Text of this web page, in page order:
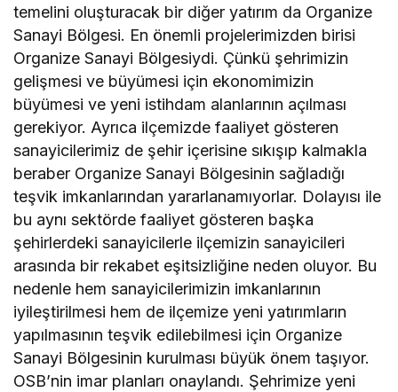
temelini oluşturacak bir diğer yatırım da Organize
Sanayi Bölgesi. En önemli projelerimizden birisi
Organize Sanayi Bölgesiydi. Çünkü şehrimizin
gelişmesi ve büyümesi için ekonomimizin
büyümesi ve yeni istihdam alanlarının açılması
gerekiyor. Ayrıca ilçemizde faaliyet gösteren
sanayicilerimiz de şehir içerisine sıkışıp kalmakla
beraber Organize Sanayi Bölgesinin sağladığı
teşvik imkanlarından yararlanamıyorlar. Dolayısı ile
bu aynı sektörde faaliyet gösteren başka
şehirlerdeki sanayicilerle ilçemizin sanayicileri
arasında bir rekabet eşitsizliğine neden oluyor. Bu
nedenle hem sanayicilerimizin imkanlarının
iyileştirilmesi hem de ilçemize yeni yatırımların
yapılmasının teşvik edilebilmesi için Organize
Sanayi Bölgesinin kurulması büyük önem taşıyor.
OSB’nin imar planları onaylandı. Şehrimize yeni